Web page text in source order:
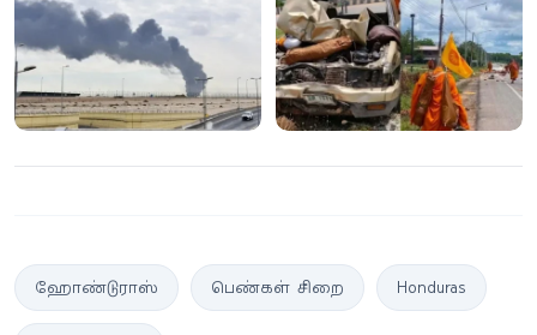
ஏவுகணைத் தாக்குதல்:
ஈரானின் இஸ்லாமிய
புரட்சிகர காவல்படை
உரிமை கோரல்
ஊர்வலத்தில் புகுந்து
விபத்து; 8 துறவிகள்
உயிரிழப்பு!
ஹோண்டுராஸ் பெண்கள் சிறை Honduras